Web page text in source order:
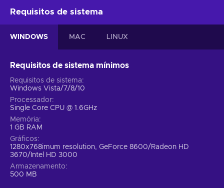
Requisitos de sistema
WINDOWS MAC LINUX
Requisitos de sistema mínimos
Requisitos de sistema
Windows Vista/7/8/10
Processador
Single Core CPU @ 1.6GHz
Memória
1 GB RAM
Gráficos
1280x768imum resolution, GeForce 8600/Radeon HD
3670/Intel HD 3000
Armazenamento
500 MB